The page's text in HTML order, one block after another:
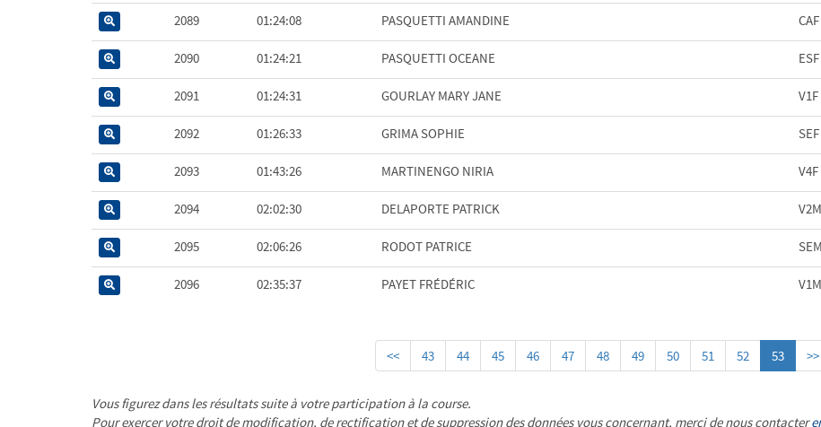
2089 01:24:08 PASQUETTI AMANDINE CAF
2090 01:24:21 PASQUETTI OCEANE ESF
2091 01:24:31 GOURLAY MARY JANE V1F
2092 01:26:33 GRIMA SOPHIE SEF
2093 01:43:26 MARTINENGO NIRIA V4F
2094 02:02:30 DELAPORTE PATRICK V2M
2095 02:06:26 RODOT PATRICE SEM
2096 02:35:37 PAYET FRÉDÉRIC V1M
<< 43 44 45 46 47 48 49 50 51 52 53 >>
Vous figurez dans les résultats suite à votre participation à la course.
Pour exercer votre droit de modification, de rectification et de suppression des données vous concernant, merci de nous contacter